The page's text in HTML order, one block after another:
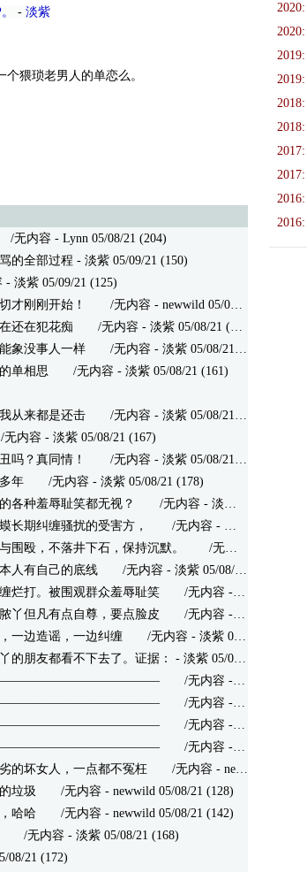
- 淡紫
猥琐老男人的单恋么。
内容 - Lynn 05/08/21 (204)
的全部过程 - 淡紫 05/09/21 (150)
紫 05/09/21 (125)
才刚刚开始！
/无内容 - newwild 05/09/21 (103)
还在犯花痴 /无内容 - 淡紫 05/08/21 (141)
象没事人一样/无内容 - 淡紫 05/08/21 (173)
单相思 /无内容 - 淡紫 05/08/21 (161)
从来都是还击/无内容 - 淡紫 05/08/21 (127)
容 - 淡紫 05/08/21 (167)
吗？真同情！
/无内容 - 淡紫 05/08/21 (152)
年/无内容 - 淡紫 05/08/21 (178)
各种羞辱耻笑都无视？
/无内容 - 淡紫 05/08/21 (184)
长期纠缠骚扰的受害方，
/无内容 - 淡紫 05/08/21 (146)
围殴，不落井下石，保持沉默。
/无内容 - 淡紫 05/08/21 (142)
人有自己的底线/无内容 - 淡紫 05/08/21 (129)
烂打。被围观群众羞辱耻笑/无内容 - 淡紫 05/08/21 (186)
丫但凡有点自尊，要点脸皮 /无内容 - 淡紫 05/08/21 (157)
一边造谣，一边纠缠/无内容 - 淡紫 05/08/21 (172)
的朋友都看不下去了。证据：
- 淡紫 05/08/21 (233)
/无内容 - 淡紫 05/08/21 (120)
/无内容 - 淡紫 05/08/21 (126)
/无内容 - 淡紫 05/08/21 (131)
/无内容 - 淡紫 05/08/21 (127)
的坏女人，一点都不冤枉/无内容 - newwild 05/08/21 (135)
垃圾 /无内容 - newwild 05/08/21 (128)
哈哈/无内容 - newwild 05/08/21 (142)
无内容 - 淡紫 05/08/21 (168)
21 (172)
2020:
2020:
2019:
2019:
2018:
2018:
2017:
2017:
2016:
2016: